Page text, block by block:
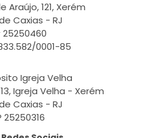
Araújo, 121, Xerém
Caxias - RJ
25250460
0001-85
Igreja Velha
Igreja Velha - Xerém
Caxias - RJ
25250316